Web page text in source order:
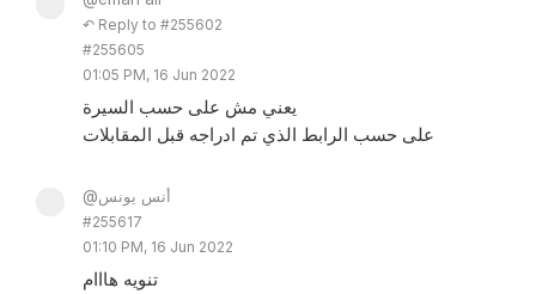
↶ Reply to #255602
#255605
01:05 PM, 16 Jun 2022
يعني مش على حسب السيرة
على حسب الرابط الذي تم ادراجه قبل المقابلات
@أنس يونس
#255617
01:10 PM, 16 Jun 2022
تنويه هااام